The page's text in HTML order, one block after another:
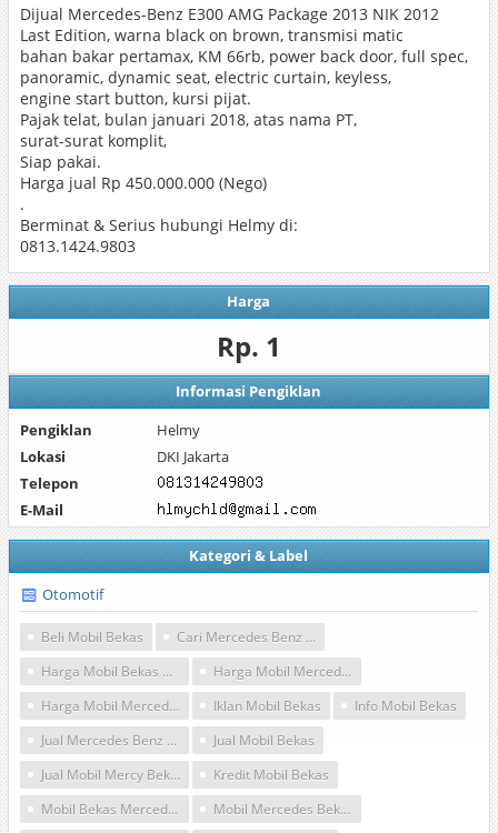
Dijual Mercedes-Benz E300 AMG Package 2013 NIK 2012
Last Edition, warna black on brown, transmisi matic
bahan bakar pertamax, KM 66rb, power back door, full spec,
panoramic, dynamic seat, electric curtain, keyless,
engine start button, kursi pijat.
Pajak telat, bulan januari 2018, atas nama PT,
surat-surat komplit,
Siap pakai.
Harga jual Rp 450.000.000 (Nego)
.
Berminat & Serius hubungi Helmy di:
0813.1424.9803
Harga
Rp. 1
Informasi Pengiklan
Pengiklan
Helmy
Lokasi
DKI Jakarta
Telepon
E-Mail
Kategori & Label
Otomotif
Beli Mobil Bekas
Cari Mercedes Benz Bekas
Harga Mobil Bekas Mercedes Benz
Harga Mobil Mercedes Bekas
Harga Mobil Mercedes Benz Bekas
Iklan Mobil Bekas
Info Mobil Bekas
Jual Mercedes Benz Bekas
Jual Mobil Bekas
Jual Mobil Mercy Bekas
Kredit Mobil Bekas
Mobil Bekas Mercedes
Mobil Mercedes Bekas